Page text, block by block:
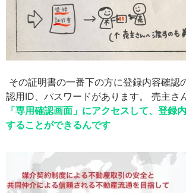
その証明書の一番下の方に登録内容確認
認用ID、パスワードがあります。 売主さ
「専用確認画面」にアクセスして、登録
することができるんです